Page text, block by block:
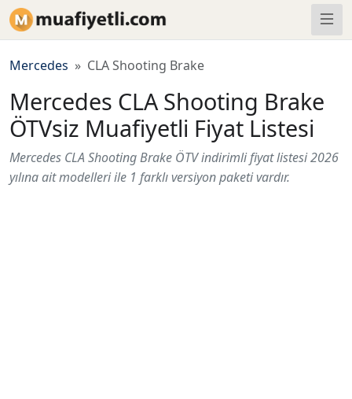
Mercedes CLA Shooting Brake
Mercedes CLA Shooting Brake
ÖTVsiz Muafiyetli Fiyat Listesi
Mercedes CLA Shooting Brake ÖTV indirimli fiyat listesi 2026
yılına ait modelleri ile 1 farklı versiyon paketi vardır.